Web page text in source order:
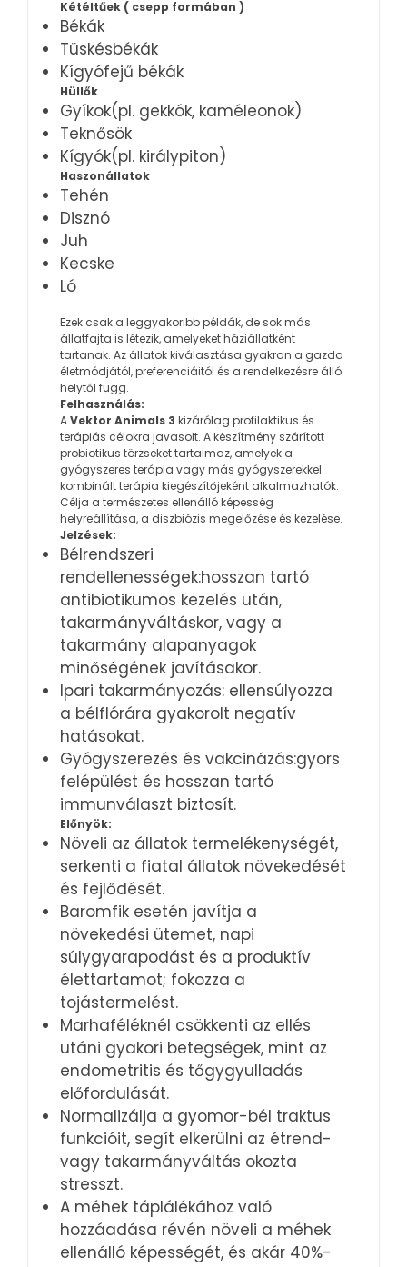
Kétéltűek ( csepp formában )
Békák
Tüskésbékák
Kígyófejű békák
Hüllők
Gyíkok(pl. gekkók, kaméleonok)
Teknősök
Kígyók(pl. királypiton)
Haszonállatok
Tehén
Disznó
Juh
Kecske
Ló
Ezek csak a leggyakoribb példák, de sok más
állatfajta is létezik, amelyeket háziállatként
tartanak. Az állatok kiválasztása gyakran a gazda
életmódjától, preferenciáitól és a rendelkezésre álló
helytől függ.
Felhasználás:
AVektor Animals 3 kizárólag profilaktikus és
terápiás célokra javasolt. A készítmény szárított
probiotikus törzseket tartalmaz, amelyek a
gyógyszeres terápia vagy más gyógyszerekkel
kombinált terápia kiegészítőjeként alkalmazhatók.
Célja a természetes ellenálló képesség
helyreállítása, a diszbiózis megelőzése és kezelése.
Jelzések:
Bélrendszeri
rendellenességek:hosszan tartó
antibiotikumos kezelés után,
takarmányváltáskor, vagy a
takarmány alapanyagok
minőségének javításakor.
Ipari takarmányozás: ellensúlyozza
a bélflórára gyakorolt negatív
hatásokat.
Gyógyszerezés és vakcinázás:gyors
felépülést és hosszan tartó
immunválaszt biztosít.
Előnyök:
Növeli az állatok termelékenységét,
serkenti a fiatal állatok növekedését
és fejlődését.
Baromfik esetén javítja a
növekedési ütemet, napi
súlygyarapodást és a produktív
élettartamot; fokozza a
tojástermelést.
Marhaféléknél csökkenti az ellés
utáni gyakori betegségek, mint az
endometritis és tőgygyulladás
előfordulását.
Normalizálja a gyomor-bél traktus
funkcióit, segít elkerülni az étrend-
vagy takarmányváltás okozta
stresszt.
A méhek táplálékához való
hozzáadása révén növeli a méhek
ellenálló képességét, és akár 40%-